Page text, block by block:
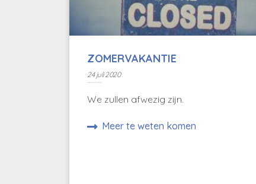
ZOMERVAKANTIE
24 juli 2020
We zullen afwezig zijn.
Meer te weten komen